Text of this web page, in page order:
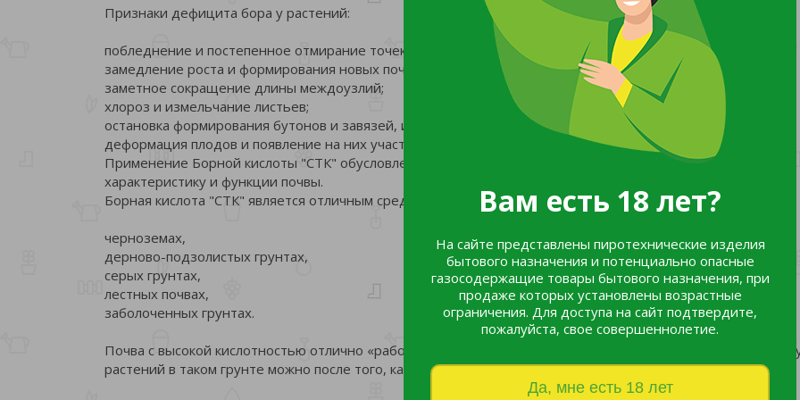
Вам есть 18 лет?
На сайте представлены пиротехнические изделия
бытового назначения и потенциально опасные
газосодержащие товары бытового назначения, при
продаже которых установлены возрастные
ограничения. Для доступа на сайт подтвердите,
пожалуйста, свое совершеннолетие.
Да, мне есть 18 лет
Признаки дефицита бора у растений:
побледнение и постепенное отмирание точек роста вследствие приостановки фотосинтеза;
замедление роста и формирования новых почек и молодых листьев;
заметное сокращение длины междоузлий;
хлороз и измельчание листьев;
остановка формирования бутонов и завязей, их осыпание;
деформация плодов и появление на них участков опробковевшей ткани.
Применение Борной кислоты "СТК" обусловлено тем, что ее состав способен кардинально менять
характеристику и функции почвы.
Борная кислота "СТК" является отличным средством для растений, которые прорастают на:
черноземах,
дерново-подзолистых грунтах,
серых грунтах,
лестных почвах,
заболоченных грунтах.
Почва с высокой кислотностью отлично «работает» в команде с Борной кислотой "СТК". Делать
растений в таком грунте можно после того, как почва прошла процесс известкования.